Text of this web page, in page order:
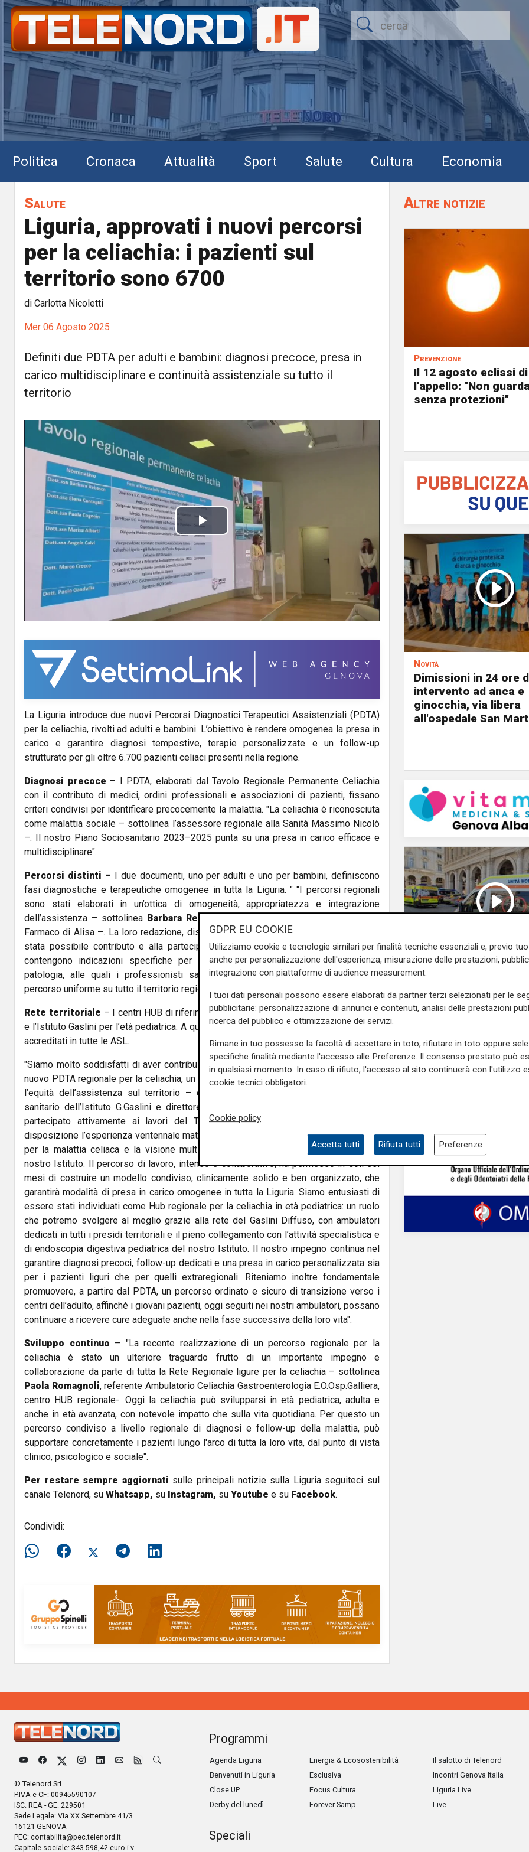
Politica Cronaca Attualità Sport Salute Cultura Economia
Salute
Liguria, approvati i nuovi percorsi
per la celiachia: i pazienti sul
territorio sono 6700
di Carlotta Nicoletti
Mer 06 Agosto 2025
Definiti due PDTA per adulti e bambini: diagnosi precoce, presa in
carico multidisciplinare e continuità assistenziale su tutto il
territorio
P
l
y
V
e
o
La Liguria introduce due nuovi Percorsi Diagnostici Terapeutici Assistenziali (PDTA)
per la celiachia, rivolti ad adulti e bambini. L’obiettivo è rendere omogenea la presa in
carico e garantire diagnosi tempestive, terapie personalizzate e un follow-up
strutturato per gli oltre 6.700 pazienti celiaci presenti nella regione.
Diagnosi precoce – I PDTA, elaborati dal Tavolo Regionale Permanente Celiachia
con il contributo di medici, ordini professionali e associazioni di pazienti, fissano
criteri condivisi per identificare precocemente la malattia. "La celiachia è riconosciuta
come malattia sociale – sottolinea l’assessore regionale alla Sanità Massimo Nicolò
–. Il nostro Piano Sociosanitario 2023–2025 punta su una presa in carico efficace e
multidisciplinare".
Percorsi distinti – I due documenti, uno per adulti e uno per bambini, definiscono
fasi diagnostiche e terapeutiche omogenee in tutta la Liguria. " "I percorsi regionali
sono stati elaborati in un’ottica di omogeneità, appropriatezza e integrazione
dell’assistenza – sottolinea Barbara Rebesco,direttrice del Settore Politiche del
Farmaco di Alisa –. La loro redazione, distinta per popolazione adulta e pediatrica, è
stata possibile contributo e alla partecipazione di tutti gli attori coinvolti. I PDTA
contengono indicazioni specifiche per la diagnosi, la cura e il follow-up della
patologia, alle quali i professionisti sanitari devono attenersi, a garanzia di un
percorso uniforme su tutto il territorio regionale".
Rete territoriale – I centri HUB di riferimento sono l’Ospedale Galliera per gli adulti
e l’Istituto Gaslini per l’età pediatrica. A questi si affiancano numerosi presidi spoke e
accreditati in tutte le ASL.
"Siamo molto soddisfatti di aver contribuito in modo sostanziale alla definizione del
nuovo PDTA regionale per la celiachia, un risultato importante che rafforza la qualità e
l’equità dell’assistenza sul territorio – commenta
sanitario dell’Istituto G.Gaslini e direttore dell'U.O.C. Governo Clinico-. Il Gaslini ha
partecipato attivamente ai lavori del Tavolo Permanente Celiachia, mettendo a
disposizione l’esperienza ventennale maturata come Centro Regionale di Riferimento
per la malattia celiaca e la visione multidisciplinare che da sempre caratterizza il
nostro Istituto. Il percorso di lavoro, intenso e collaborativo, ha permesso in soli sei
mesi di costruire un modello condiviso, clinicamente solido e ben organizzato, che
garantirà modalità di presa in carico omogenee in tutta la Liguria. Siamo entusiasti di
essere stati individuati come Hub regionale per la celiachia in età pediatrica: un ruolo
che potremo svolgere al meglio grazie alla rete del Gaslini Diffuso, con ambulatori
dedicati in tutti i presidi territoriali e il pieno collegamento con l’attività specialistica e
di endoscopia digestiva pediatrica del nostro Istituto. Il nostro impegno continua nel
garantire diagnosi precoci, follow-up dedicati e una presa in carico personalizzata sia
per i pazienti liguri che per quelli extraregionali. Riteniamo inoltre fondamentale
promuovere, a partire dal PDTA, un percorso ordinato e sicuro di transizione verso i
centri dell’adulto, affinché i giovani pazienti, oggi seguiti nei nostri ambulatori, possano
continuare a ricevere cure adeguate anche nella fase successiva della loro vita".
Sviluppo continuo – "La recente realizzazione di un percorso regionale per la
celiachia è stato un ulteriore traguardo frutto di un importante impegno e
collaborazione da parte di tutta la Rete Regionale ligure per la celiachia – sottolinea
Paola Romagnoli, referente Ambulatorio Celiachia Gastroenterologia E.O.Osp.Galliera,
centro HUB regionale-. Oggi la celiachia può svilupparsi in età pediatrica, adulta e
anche in età avanzata, con notevole impatto che sulla vita quotidiana. Per questo un
percorso condiviso a livello regionale di diagnosi e follow-up della malattia, può
supportare concretamente i pazienti lungo l'arco di tutta la loro vita, dal punto di vista
clinico, psicologico e sociale".
Per restare sempre aggiornati sulle principali notizie sulla Liguria seguiteci sul
canale Telenord, su Whatsapp, su Instagram, su Youtube e su Facebook.
Condividi:
Altre notizie
Prevenzione
Il 12 agosto eclissi
l'appello: "Non
senza protezioni"
Novità
Dimissioni in 24 ore
intervento ad anca e
ginocchia, via libera
all'ospedale San
La denuncia
Caro carburante,
ambulanze in piazza
"Accuse senza
© Telenord Srl
P.IVA e CF: 00945590107
ISC. REA - GE: 229501
Sede Legale: Via XX Settembre 41/3
16121 GENOVA
PEC: contabilita@pec.telenord.it
Capitale sociale: 343.598,42 euro i.v.
Programmi
Agenda Liguria
Benvenuti in Liguria
Close UP
Derby del lunedì
Energia & Ecosostenibilità
Esclusiva
Focus Cultura
Forever Samp
Il salotto di Telenord
Incontri Genova Italia
Liguria Live
Live
Speciali
GDPR EU COOKIE
Utilizziamo cookie e tecnologie similari per finalità tecniche essenziali e, previo
anche per personalizzazione dell'esperienza, misurazione delle prestazioni,
integrazione con piattaforme di audience measurement.
I tuoi dati personali possono essere elaborati da partner terzi selezionati per le
pubblicitarie: personalizzazione di annunci e contenuti, analisi delle prestazioni
ricerca del pubblico e ottimizzazione dei servizi.
Rimane in tuo possesso la facoltà di accettare in toto, rifiutare in toto oppure
specifiche finalità mediante l'accesso alle Preferenze. Il consenso prestato può
in qualsiasi momento. In caso di rifiuto, l'accesso al sito continuerà con l'utilizzo
cookie tecnici obbligatori.
Cookie policy
Accetta tutti Rifiuta tutti Preferenze